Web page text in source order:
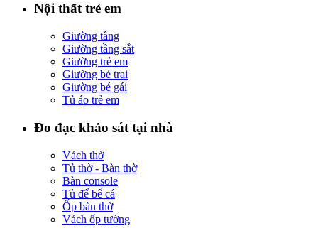
Nội thất trẻ em
Giường tầng
Giường tầng sắt
Giường trẻ em
Giường bé trai
Giường bé gái
Tủ áo trẻ em
Đo đạc khảo sát tại nhà
Vách thờ
Tủ thờ - Bàn thờ
Bàn console
Tủ để bể cá
Ốp bàn thờ
Vách ốp tường